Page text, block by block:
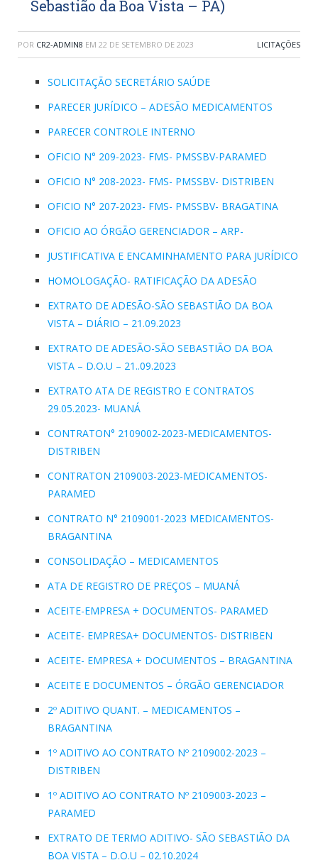
Sebastião da Boa Vista – PA)
POR CR2-ADMIN8 EM 22 DE SETEMBRO DE 2023 LICITAÇÕES
SOLICITAÇÃO SECRETÁRIO SAÚDE
PARECER JURÍDICO – ADESÃO MEDICAMENTOS
PARECER CONTROLE INTERNO
OFICIO N° 209-2023- FMS- PMSSBV-PARAMED
OFICIO N° 208-2023- FMS- PMSSBV- DISTRIBEN
OFICIO N° 207-2023- FMS- PMSSBV- BRAGATINA
OFICIO AO ÓRGÃO GERENCIADOR – ARP-
JUSTIFICATIVA E ENCAMINHAMENTO PARA JURÍDICO
HOMOLOGAÇÃO- RATIFICAÇÃO DA ADESÃO
EXTRATO DE ADESÃO-SÃO SEBASTIÃO DA BOA
VISTA – DIÁRIO – 21.09.2023
EXTRATO DE ADESÃO-SÃO SEBASTIÃO DA BOA
VISTA – D.O.U – 21..09.2023
EXTRATO ATA DE REGISTRO E CONTRATOS
29.05.2023- MUANÁ
CONTRATON° 2109002-2023-MEDICAMENTOS-
DISTRIBEN
CONTRATON 2109003-2023-MEDICAMENTOS-
PARAMED
CONTRATO N° 2109001-2023 MEDICAMENTOS-
BRAGANTINA
CONSOLIDAÇÃO – MEDICAMENTOS
ATA DE REGISTRO DE PREÇOS – MUANÁ
ACEITE-EMPRESA + DOCUMENTOS- PARAMED
ACEITE- EMPRESA+ DOCUMENTOS- DISTRIBEN
ACEITE- EMPRESA + DOCUMENTOS – BRAGANTINA
ACEITE E DOCUMENTOS – ÓRGÃO GERENCIADOR
2º ADITIVO QUANT. – MEDICAMENTOS –
BRAGANTINA
1º ADITIVO AO CONTRATO Nº 2109002-2023 –
DISTRIBEN
1º ADITIVO AO CONTRATO Nº 2109003-2023 –
PARAMED
EXTRATO DE TERMO ADITIVO- SÃO SEBASTIÃO DA
BOA VISTA – D.O.U – 02.10.2024